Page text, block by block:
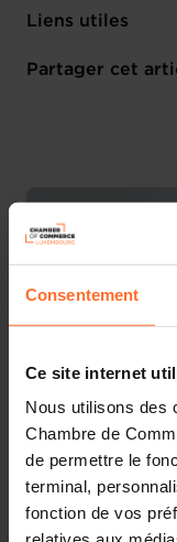
Consentement
Ce site internet
Nous utilisons des
Chambre de
de permettre le
terminal,
fonction de vos
Mercredi 13 Mai
Online Workshop
Liens utiles
M'inscrire
Partager cet
Découvrez les
d’entreprise !